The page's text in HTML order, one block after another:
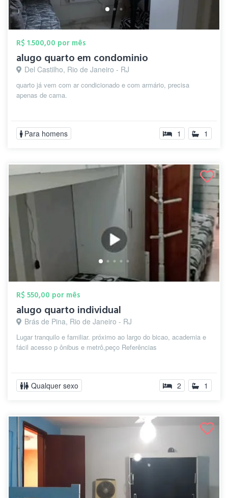
R$ 1.500,00 por mês
alugo quarto em condominio
Del Castilho, Rio de Janeiro - RJ
quarto já vem com ar condicionado e com armário, precisa
apenas de cama.
Para homens 1 1
R$ 550,00 por mês
alugo quarto individual
Brás de Pina, Rio de Janeiro - RJ
Lugar tranquilo e familiar. próximo ao largo do bicao, academia e
fácil acesso p ônibus e metrô,peço Referências
Qualquer sexo 2 1